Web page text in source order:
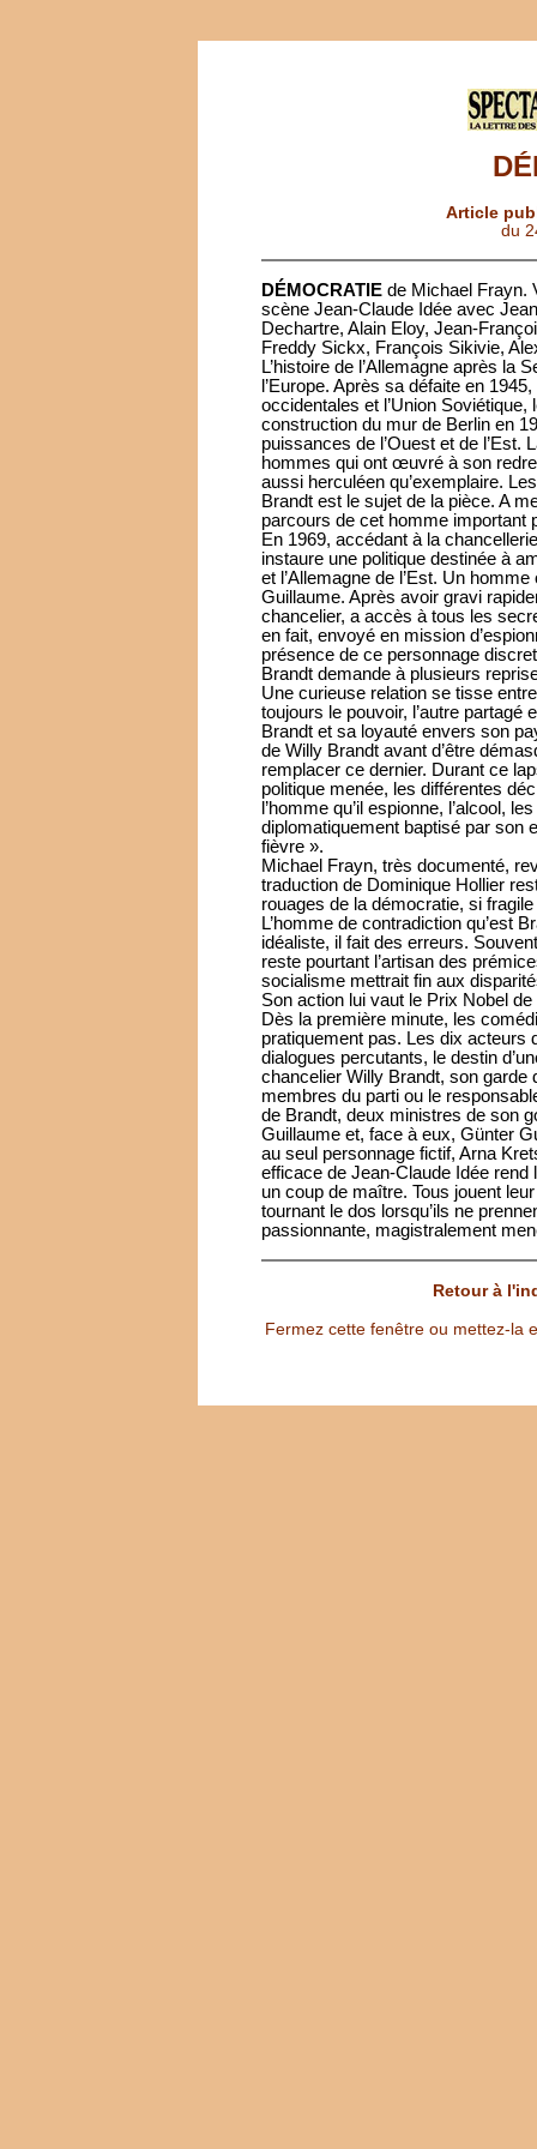
Article
du
DÉMOCRATIE de Michael Frayn.
scène Jean-Claude Idée avec
Dechartre, Alain Eloy, Jean-
Freddy Sickx, François Sikivie,
L’histoire de l’Allemagne après la
l’Europe. Après sa défaite en
occidentales et l’Union
construction du mur de Berlin en
puissances de l’Ouest et de l’Est.
hommes qui ont œuvré à son
aussi herculéen qu’exemplaire.
Brandt est le sujet de la pièce. A
parcours de cet homme important
En 1969, accédant à la
instaure une politique destinée à
et l’Allemagne de l’Est. Un
Guillaume. Après avoir gravi
chancelier, a accès à tous les
en fait, envoyé en mission
présence de ce personnage
Brandt demande à plusieurs
Une curieuse relation se tisse
toujours le pouvoir, l’autre partagé
Brandt et sa loyauté envers son
de Willy Brandt avant d’être
remplacer ce dernier. Durant ce
politique menée, les différentes
l’homme qu’il espionne, l’alcool,
diplomatiquement baptisé par son
fièvre ».
Michael Frayn, très documenté,
traduction de Dominique Hollier
rouages de la démocratie, si
L’homme de contradiction qu’est
idéaliste, il fait des erreurs.
reste pourtant l’artisan des
socialisme mettrait fin aux
Son action lui vaut le Prix Nobel
Dès la première minute, les
pratiquement pas. Les dix acteurs
dialogues percutants, le destin
chancelier Willy Brandt, son garde
membres du parti ou le
de Brandt, deux ministres de son
Guillaume et, face à eux, Günter
au seul personnage fictif, Arna
efficace de Jean-Claude Idée
un coup de maître. Tous jouent
tournant le dos lorsqu’ils ne
passionnante, magistralement
Retour à
Fermez cette fenêtre ou mettez-la